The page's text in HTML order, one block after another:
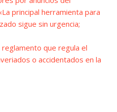
principal herramienta para
sigue sin urgencia;
que regula el
o accidentados en la